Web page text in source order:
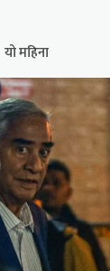
यो महिना